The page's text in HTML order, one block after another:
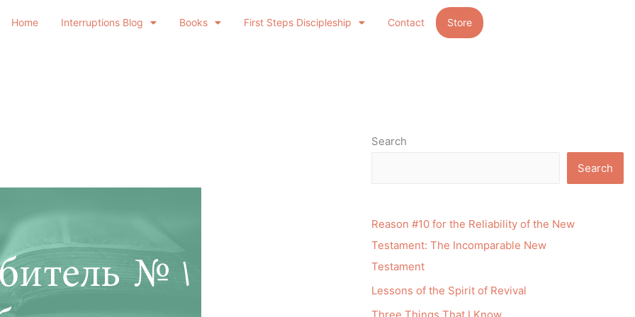
Home Interruptions Blog Books First Steps Discipleship Contact Store
Search
Search
Reason #10 for the Reliability of the New
Testament: The Incomparable New
Testament
Lessons of the Spirit of Revival
Three Things That I Know